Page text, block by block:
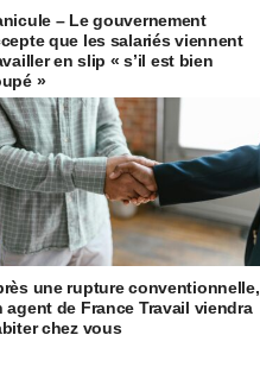
– Le gouvernement
que les salariés viennent
en slip « s’il est bien
»
une rupture conventionnelle,
agent de France Travail viendra
chez vous